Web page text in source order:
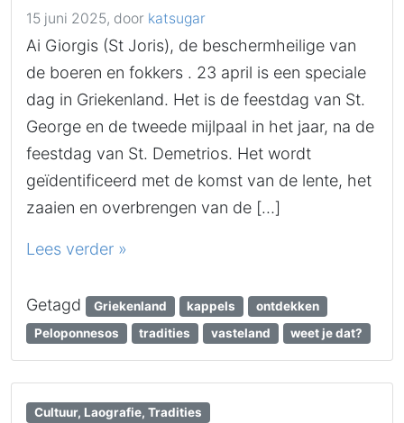
15 juni 2025, door katsugar
Ai Giorgis (St Joris), de beschermheilige van
de boeren en fokkers . 23 april is een speciale
dag in Griekenland. Het is de feestdag van St.
George en de tweede mijlpaal in het jaar, na de
feestdag van St. Demetrios. Het wordt
geïdentificeerd met de komst van de lente, het
zaaien en overbrengen van de […]
Lees verder »
Getagd Griekenland kappels
ontdekken
Peloponnesos
tradities vasteland weet je dat?
Cultuur, Laografie, Tradities